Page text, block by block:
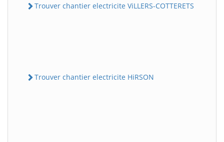
Trouver chantier electricite ViLLERS-COTTERETS
Trouver chantier electricite HiRSON